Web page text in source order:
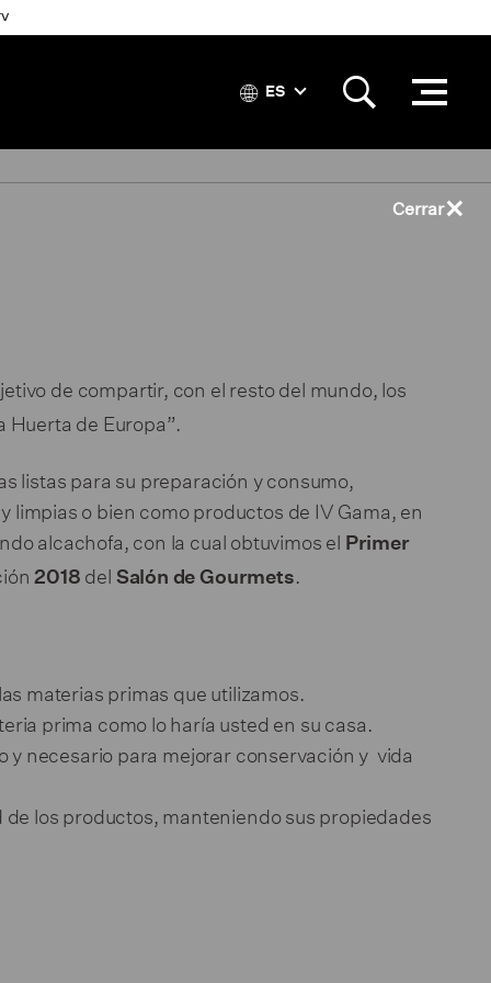
ES
de compartir, con el resto del mundo, los
de Europa”.
listas para su preparación y consumo,
o bien como productos de IV Gama, en
alcachofa, con la cual obtuvimos el Primer
2018 del Salón de Gourmets.
materias primas que utilizamos.
prima como lo haría usted en su casa.
necesario para mejorar conservación y vida
los productos, manteniendo sus propiedades
Cerrar×